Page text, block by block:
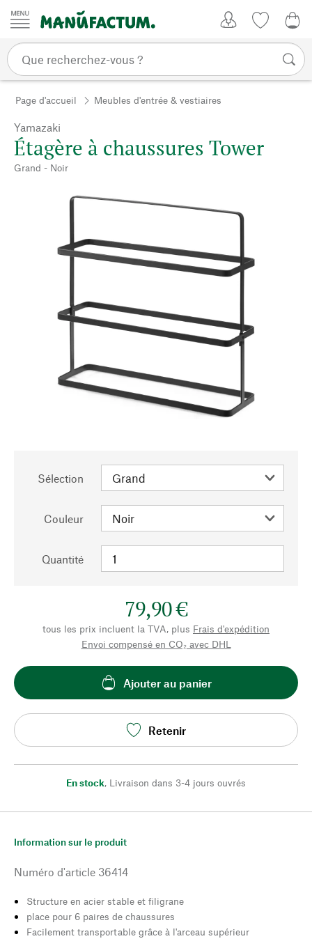
Passer au contenu
Page d'accueil Meubles d'entrée & vestiaires
Yamazaki
Étagère à chaussures Tower
Grand - Noir
Sélection
Couleur
Quantité
79,90 €
tous les prix incluent la TVA, plus Frais d'expédition
Envoi compensé en CO₂ avec DHL
Ajouter au panier
Retenir
En stock, Livraison dans 3-4 jours ouvrés
Information sur le produit
Numéro d'article 36414
Structure en acier stable et filigrane
place pour 6 paires de chaussures
Facilement transportable grâce à l'arceau supérieur